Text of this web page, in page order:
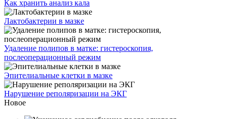
Как хранить анализ кала
Лактобактерии в мазке
Удаление полипов в матке: гистероскопия,
послеоперационный режим
Эпителиальные клетки в мазке
Нарушение реполяризации на ЭКГ
Новое